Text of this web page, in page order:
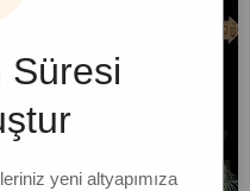
Süresi
yeni altyapımıza